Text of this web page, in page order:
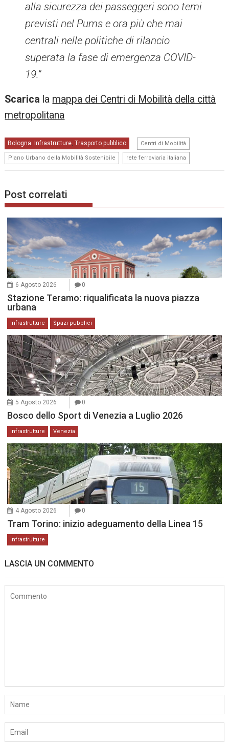
alla sicurezza dei passeggeri sono temi
previsti nel Pums e ora più che mai
centrali nelle politiche di rilancio
superata la fase di emergenza COVID-
19.”
Scarica la mappa dei Centri di Mobilità della città
metropolitana
Bologna, Infrastrutture,Trasporto pubblico Centri di Mobilità
Piano Urbano della Mobilità Sostenibile rete ferroviaria italiana
Post correlati
6 Agosto 2026 0
Stazione Teramo: riqualificata la nuova piazza
urbana
Infrastrutture Spazi pubblici
5 Agosto 2026 0
Bosco dello Sport di Venezia a Luglio 2026
Infrastrutture Venezia
4 Agosto 2026 0
Tram Torino: inizio adeguamento della Linea 15
Infrastrutture
LASCIA UN COMMENTO